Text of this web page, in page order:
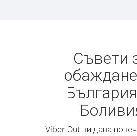
Съвети
Viber Out ви дава